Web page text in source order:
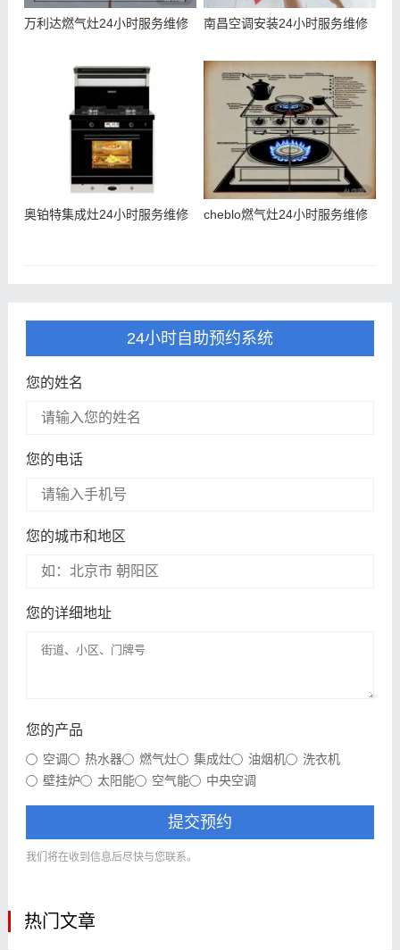
万利达燃气灶24小时服务维修 南昌空调安装24小时服务维修
奥铂特集成灶24小时服务维修 cheblo燃气灶24小时服务维修
24小时自助预约系统
您的姓名
您的电话
您的城市和地区
您的详细地址
您的产品
空调 热水器 燃气灶 集成灶 油烟机
洗衣机
壁挂炉
太阳能 空气能 中央空调
提交预约
我们将在收到信息后尽快与您联系。
热门文章